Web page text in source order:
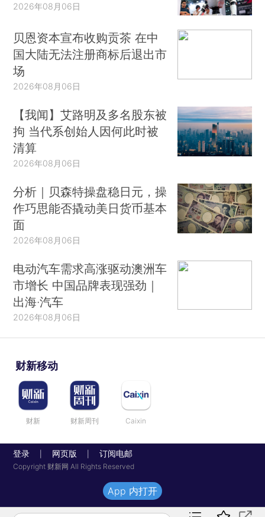
2026年08月06日
贝恩资本宣布收购贡茶 在中
国大陆无法注册商标后退出市
场
2026年08月06日
【我闻】艾路明及多名股东被
拘 当代系创始人因何此时被
清算
2026年08月06日
分析｜贝森特操盘稳日元，操
作巧思能否撬动美日货币基本
面
2026年08月06日
电动汽车需求高涨驱动澳洲车
市增长 中国品牌表现强劲｜
出海·汽车
2026年08月06日
财新移动
财新 财新周刊 Caixin
登录 网页版 订阅电邮
Copyright 财新网 All Rights Reserved
App 内打开